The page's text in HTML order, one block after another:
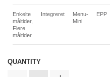
Enkelte
måltider,
Flere
måltider
Integreret
Menu-
Mini
EPP
QUANTITY